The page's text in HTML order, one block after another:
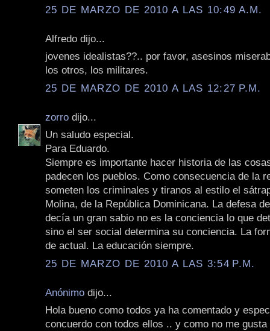
25 DE MARZO DE 2010 A LAS 10:49 A.M.
Alfredo dijo...
jovenes idealistas??.. por favor, asesinos
los otros, los militares.
25 DE MARZO DE 2010 A LAS 12:27 P.M.
zorro dijo...
Un saludo especial.
Para Eduardo.
Siempre es importante hacer historia de las
padecen los pueblos. Como consecuencia de la
someten los criminales y tiranos al estilo el
Molina, de la República Dominicana. La defesa
decía un gran sabio no es la conciencia lo que
sino el ser social determina su conciencia. La
de actual. La educación siempre.
25 DE MARZO DE 2010 A LAS 3:54 P.M.
Anónimo dijo...
Hola bueno como todos ya ha comentado y
concuerdo con todos ellos .. y como no me